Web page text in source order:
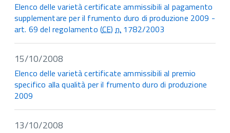
Elenco delle varietà certificate ammissibili al pagamento
supplementare per il frumento duro di produzione 2009 -
art. 69 del regolamento (CE)n. 1782/2003
15/10/2008
Elenco delle varietà certificate ammissibili al premio
specifico alla qualità per il frumento duro di produzione
2009
13/10/2008